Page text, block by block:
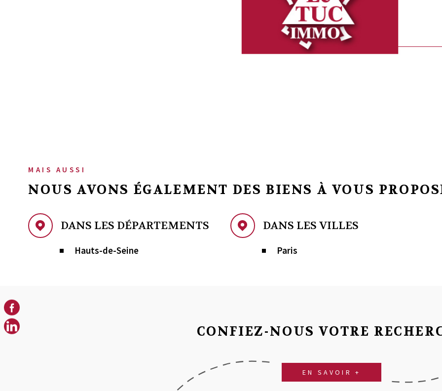
VOIR LE BIEN
MAIS AUSSI
NOUS AVONS ÉGALEMENT DES BIENS À VOUS
DANS LES DÉPARTEMENTS
Hauts-de-Seine
DANS LES VILLES
Paris
CONFIEZ-NOUS VOTRE
EN SAVOIR +